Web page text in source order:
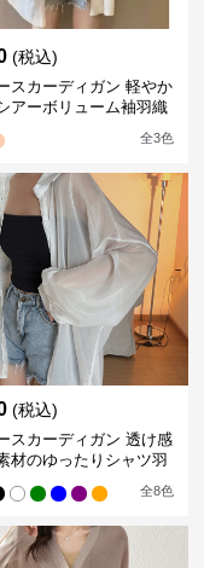
(税込)
スカーディガン 軽やか
アーボリューム袖羽織
全3色
(税込)
スカーディガン 透け感
材のゆったりシャツ羽
全8色